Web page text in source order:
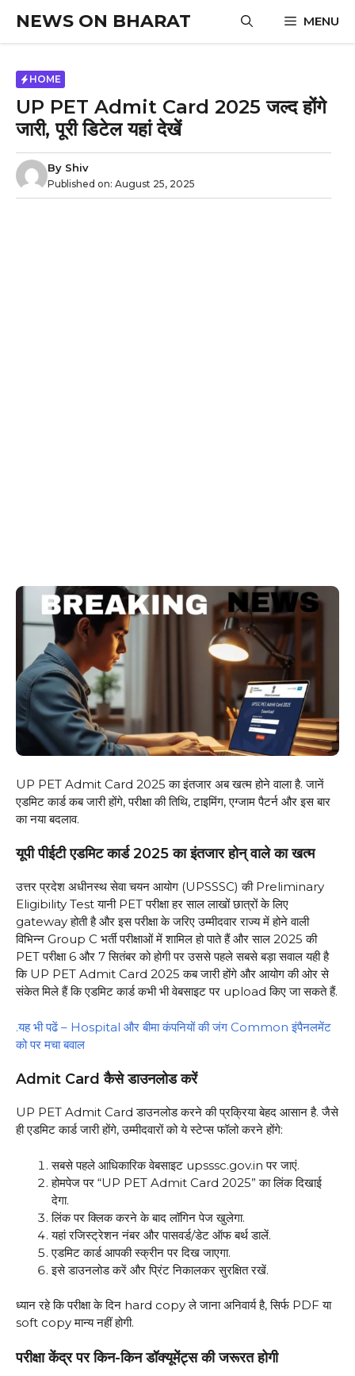
content
NEWS ON BHARAT MENU
HOME
UP PET Admit Card 2025 जल्द होंगे
जारी, पूरी डिटेल यहां देखें
By Shiv
Published on: August 25, 2025
UP PET Admit Card 2025 का इंतजार अब खत्म होने वाला है. जानें
एडमिट कार्ड कब जारी होंगे, परीक्षा की तिथि, टाइमिंग, एग्जाम पैटर्न और इस बार
का नया बदलाव.
यूपी पीईटी एडमिट कार्ड 2025 का इंतजार होन् वाले का खत्म
उत्तर प्रदेश अधीनस्थ सेवा चयन आयोग (UPSSSC) की Preliminary
Eligibility Test यानी PET परीक्षा हर साल लाखों छात्रों के लिए
gateway होती है और इस परीक्षा के जरिए उम्मीदवार राज्य में होने वाली
विभिन्न Group C भर्ती परीक्षाओं में शामिल हो पाते हैं और साल 2025 की
PET परीक्षा 6 और 7 सितंबर को होगी पर उससे पहले सबसे बड़ा सवाल यही है
कि UP PET Admit Card 2025 कब जारी होंगे और आयोग की ओर से
संकेत मिले हैं कि एडमिट कार्ड कभी भी वेबसाइट पर upload किए जा सकते हैं.
.यह भी पढें – Hospital और बीमा कंपनियों की जंग Common इंपैनलमेंट
को पर मचा बवाल
Admit Card कैसे डाउनलोड करें
UP PET Admit Card डाउनलोड करने की प्रक्रिया बेहद आसान है. जैसे
ही एडमिट कार्ड जारी होंगे, उम्मीदवारों को ये स्टेप्स फॉलो करने होंगे:
सबसे पहले आधिकारिक वेबसाइट upsssc.gov.in पर जाएं.
होमपेज पर “UP PET Admit Card 2025” का लिंक दिखाई
देगा.
लिंक पर क्लिक करने के बाद लॉगिन पेज खुलेगा.
यहां रजिस्ट्रेशन नंबर और पासवर्ड/डेट ऑफ बर्थ डालें.
एडमिट कार्ड आपकी स्क्रीन पर दिख जाएगा.
इसे डाउनलोड करें और प्रिंट निकालकर सुरक्षित रखें.
ध्यान रहे कि परीक्षा के दिन hard copy ले जाना अनिवार्य है, सिर्फ PDF या
soft copy मान्य नहीं होगी.
परीक्षा केंद्र पर किन-किन डॉक्यूमेंट्स की जरूरत होगी